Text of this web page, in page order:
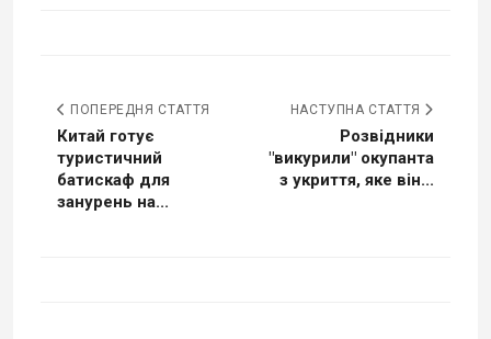
ПОПЕРЕДНЯ СТАТТЯ
Китай готує
туристичний
батискаф для
занурень на...
НАСТУПНА СТАТТЯ
Розвідники
"викурили" окупанта
з укриття, яке він...